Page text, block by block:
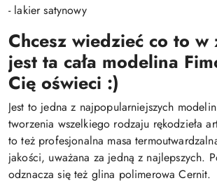
- lakier satynowy
Chcesz wiedzieć co to w
jest ta cała modelina
Cię oświeci :)
Jest to jedna z najpopularniejszych
tworzenia wszelkiego rodzaju rękodzieła
to też profesjonalna masa
jakości, uważana za jedną z najlepszych.
odznacza się też glina polimerowa Cernit.